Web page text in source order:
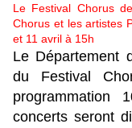
Le Festival Chorus
Chorus et les artistes
et 11 avril à 15h
Le Département
du Festival
concerts seront